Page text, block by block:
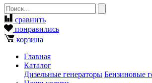
сравнить
понравились
корзина
Главная
Каталог
Дизельные генераторы Бензиновые